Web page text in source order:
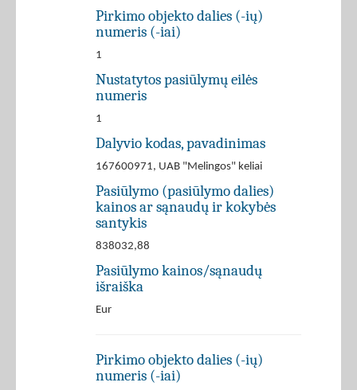
Pirkimo objekto dalies (-ių)
numeris (-iai)
1
Nustatytos pasiūlymų eilės
numeris
1
Dalyvio kodas, pavadinimas
167600971, UAB "Melingos" keliai
Pasiūlymo (pasiūlymo dalies)
kainos ar sąnaudų ir kokybės
santykis
838032,88
Pasiūlymo kainos/sąnaudų
išraiška
Eur
Pirkimo objekto dalies (-ių)
numeris (-iai)